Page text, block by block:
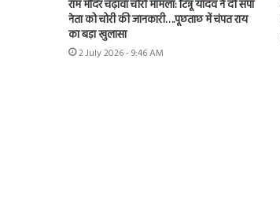
राम मंदिर चढ़ावा चोरी मामला: टिन्नू यादव ने दी सपा
नेता को चोरी की जानकारी….पूछताछ में चंपत राय
का बड़ा खुलासा
2 July 2026 - 9:46 AM